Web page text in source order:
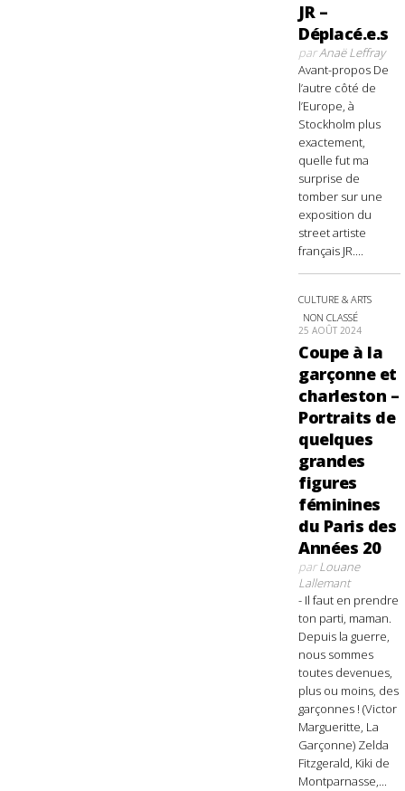
JR –
Déplacé.e.s
parAnaë Leffray
Avant-propos De
l’autre côté de
l’Europe, à
Stockholm plus
exactement,
quelle fut ma
surprise de
tomber sur une
exposition du
street artiste
français JR....
CULTURE & ARTS
NON CLASSÉ
25 AOÛT 2024
Coupe à la
garçonne et
charleston –
Portraits de
quelques
grandes
figures
féminines
du Paris des
Années 20
parLouane
Lallemant
- Il faut en prendre
ton parti, maman.
Depuis la guerre,
nous sommes
toutes devenues,
plus ou moins, des
garçonnes ! (Victor
Margueritte, La
Garçonne) Zelda
Fitzgerald, Kiki de
Montparnasse,...